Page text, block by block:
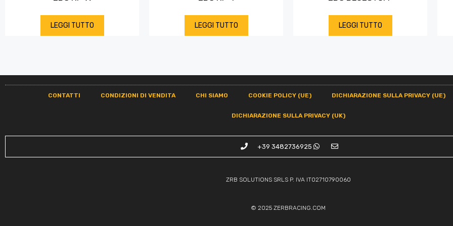
LEGGI TUTTO LEGGI TUTTO LEGGI TUTTO
CONTATTI CONDIZIONI DI VENDITA CHI SIAMO COOKIE POLICY (UE) DICHIARAZIONE SULLA PRIVACY (UE)
DICHIARAZIONE SULLA PRIVACY (UK)
+39 3482736925
ZRB SOLUTIONS SRLS P. IVA IT02710790060
© 2025 ZERBRACING.COM